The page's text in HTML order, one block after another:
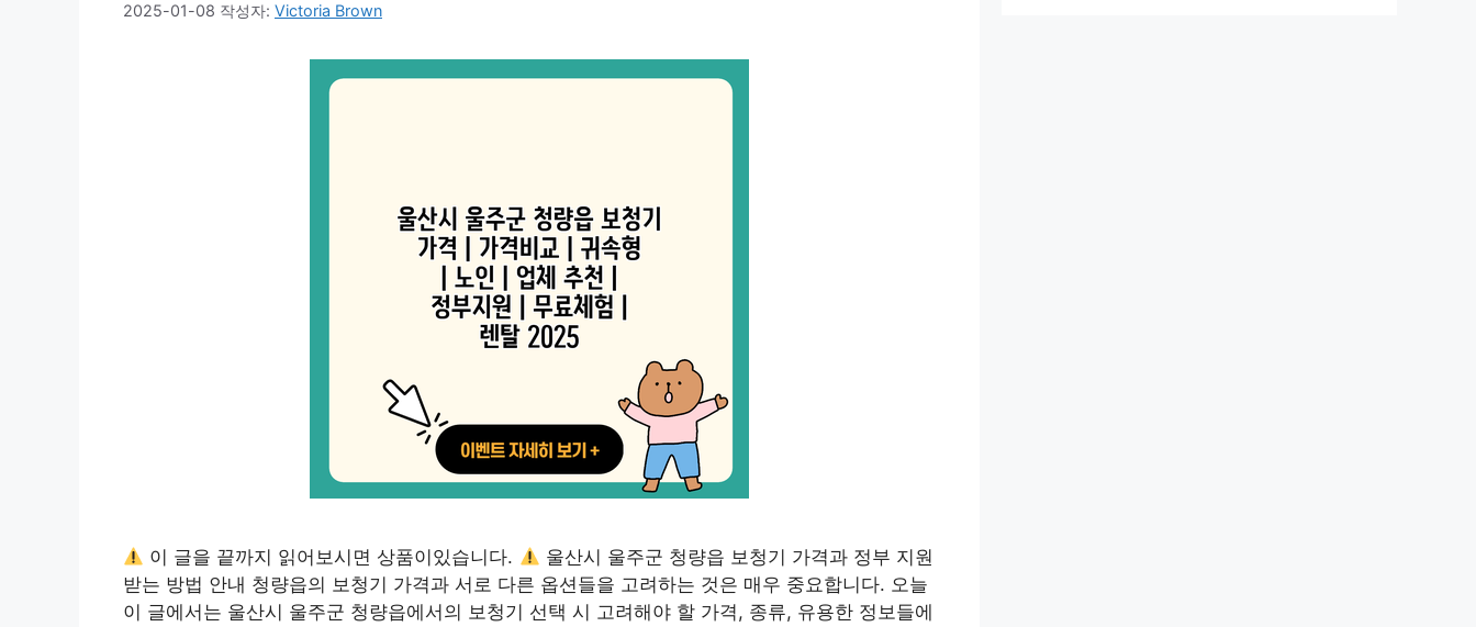
2025-01-08 작성자: Victoria Brown
이 글을 끝까지 읽어보시면 상품이있습니다.
울산시 울주군 청량읍 보청기 가격과 정부 지원
받는 방법 안내 청량읍의 보청기 가격과 서로 다른 옵션들을 고려하는 것은 매우 중요합니다. 오늘
이 글에서는 울산시 울주군 청량읍에서의 보청기 선택 시 고려해야 할 가격, 종류, 유용한 정보들에